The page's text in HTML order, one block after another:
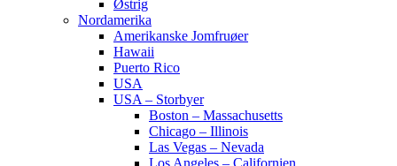
Østrig
Nordamerika
Amerikanske Jomfruøer
Hawaii
Puerto Rico
USA
USA – Storbyer
Boston – Massachusetts
Chicago – Illinois
Las Vegas – Nevada
Los Angeles – Californien